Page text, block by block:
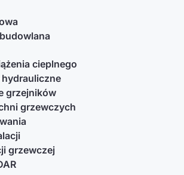
cieplnego
hydrauliczne
grzejników
grzewczych
grzewczej